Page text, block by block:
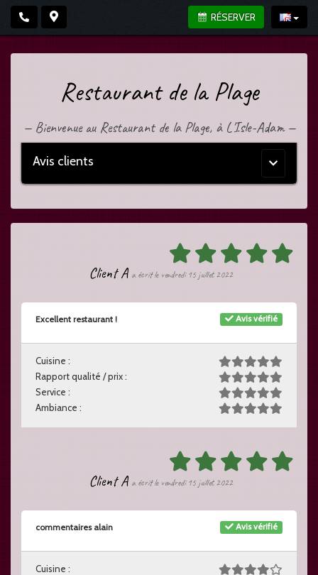
RÉSERVER
Restaurant de la Plage
—Bienvenue au Restaurant de la Plage, à L'Isle-Adam —
Menu
principal
Avis clients
Client A a écrit le vendredi 15 juillet 2022
Avis vérifié
Excellent restaurant !
Cuisine :
Rapport qualité / prix :
Service :
Ambiance :
Client A a écrit le vendredi 15 juillet 2022
Avis vérifié
commentaires alain
Cuisine :